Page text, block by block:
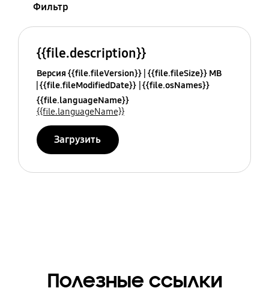
Фильтр
{{file.description}}
Версия {{file.fileVersion}} {{file.fileSize}} MB
{{file.fileModifiedDate}} {{file.osNames}}
{{file.languageName}}
{{file.languageName}}
Загрузить
Полезные ссылки